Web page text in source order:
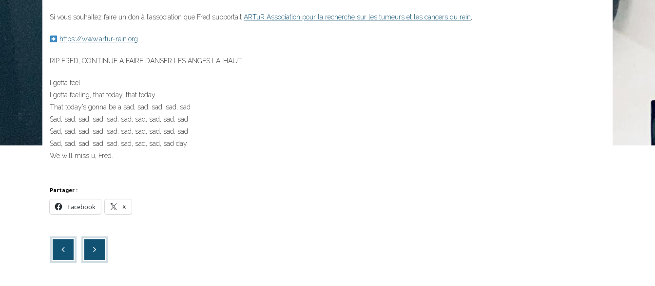
Si vous souhaitez faire un don à l’association que Fred supportait ARTuR Association pour la recherche sur les tumeurs et les cancers du rein,
https://www.artur-rein.org
RIP FRED, CONTINUE A FAIRE DANSER LES ANGES LA-HAUT.
I gotta feel
I gotta feeling, that today, that today
That today’s gonna be a sad, sad, sad, sad, sad
Sad, sad, sad, sad, sad, sad, sad, sad, sad, sad
Sad, sad, sad, sad, sad, sad, sad, sad, sad, sad
Sad, sad, sad, sad, sad, sad, sad, sad, sad day
We will miss u, Fred.
Partager :
Facebook X